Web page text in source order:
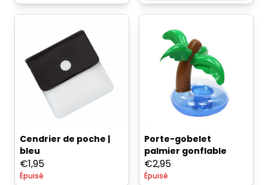
Cendrier de poche |
bleu
€1,95
Épuisé
Porte-gobelet
palmier gonflable
€2,95
Épuisé